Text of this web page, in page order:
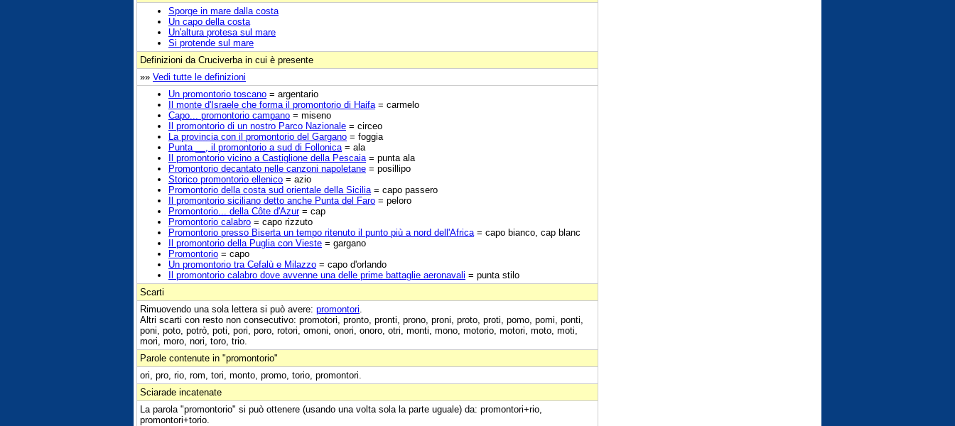
Sporge in mare dalla costa
Un capo della costa
Un'altura protesa sul mare
Si protende sul mare
Definizioni da Cruciverba in cui è presente
»» Vedi tutte le definizioni
Un promontorio toscano = argentario
Il monte d'Israele che forma il promontorio di Haifa = carmelo
Capo... promontorio campano = miseno
Il promontorio di un nostro Parco Nazionale = circeo
La provincia con il promontorio del Gargano = foggia
Punta __, il promontorio a sud di Follonica = ala
Il promontorio vicino a Castiglione della Pescaia = punta ala
Promontorio decantato nelle canzoni napoletane = posillipo
Storico promontorio ellenico = azio
Promontorio della costa sud orientale della Sicilia = capo passero
Il promontorio siciliano detto anche Punta del Faro = peloro
Promontorio... della Côte d'Azur= cap
Promontorio calabro = capo rizzuto
Promontorio presso Biserta un tempo ritenuto il punto più a nord dell'Africa = capo bianco, cap blanc
Il promontorio della Puglia con Vieste = gargano
Promontorio = capo
Un promontorio tra Cefalù e Milazzo = capo d'orlando
Il promontorio calabro dove avvenne una delle prime battaglie aeronavali = punta stilo
Scarti
Rimuovendo una sola lettera si può avere: promontori
Altri scarti con resto non consecutivo: promotori, pronto, pronti, prono, proni, proto, proti, pomo, pomi, ponti,
poni, poto, potrò, poti, pori, poro, rotori, omoni, onori, onoro, otri, monti, mono, motorio, motori, moto, moti,
mori, moro, nori, toro, trio.
Parole contenute in "promontorio"
ori, pro, rio, rom, tori, monto, promo, torio, promontori.
Sciarade incatenate
La parola "promontorio" si può ottenere (usando una volta sola la parte uguale) da: promontori+rio,
promontori+torio.